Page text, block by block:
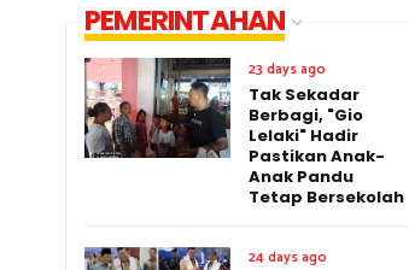
PEMERINTAHAN
23 days ago
Tak Sekadar
Berbagi, "Gio
Lelaki" Hadir
Pastikan Anak-
Anak Pandu
Tetap Bersekolah
24 days ago